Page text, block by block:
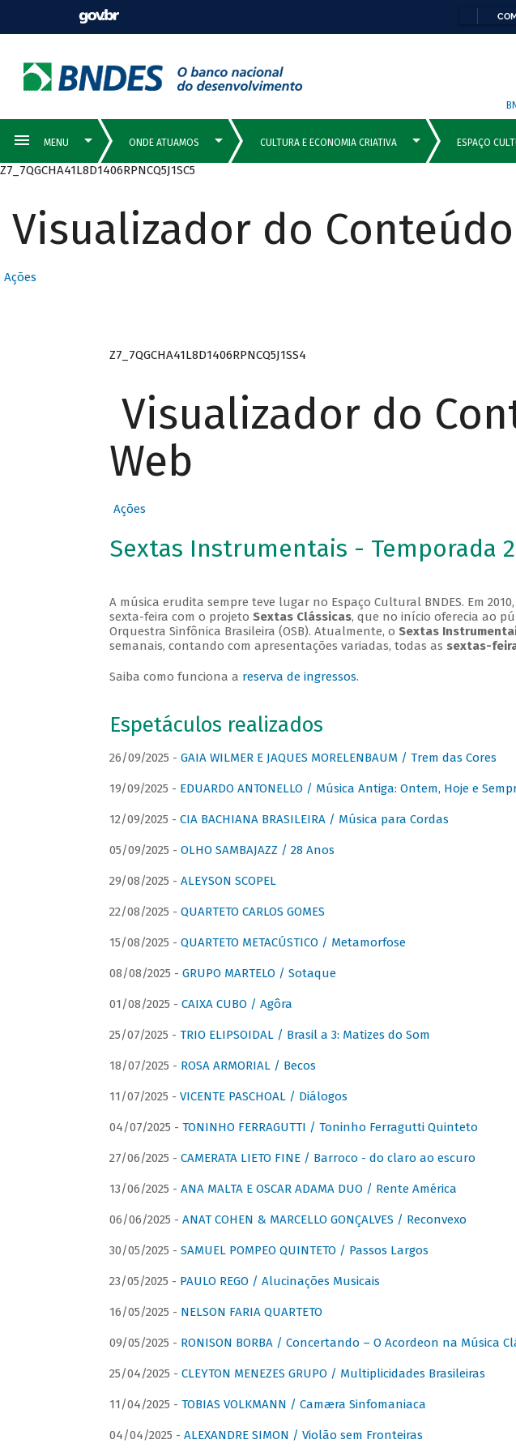
Z7_7QGCHA41L8D1406RPNCQ5J1SC5
Visualizador do
Ações
Z7_7QGCHA41L8D1406RPNCQ5J1SS4
Visualizador do
Web
Ações
Sextas Instrumentais - Temporada
A música erudita sempre teve lugar no Espaço Cultural BNDES. Em
sexta-feira com o projeto Sextas Clássicas, que no início oferecia ao
Orquestra Sinfônica Brasileira (OSB). Atualmente, o Sextas
semanais, contando com apresentações variadas, todas as sextas-
Saiba como funciona a reserva de ingressos.
Espetáculos realizados
26/09/2025 - GAIA WILMER E JAQUES MORELENBAUM / Trem das Cores
19/09/2025 - EDUARDO ANTONELLO / Música Antiga: Ontem, Hoje e
12/09/2025 - CIA BACHIANA BRASILEIRA / Música para Cordas
05/09/2025 - OLHO SAMBAJAZZ / 28 Anos
29/08/2025 - ALEYSON SCOPEL
22/08/2025 - QUARTETO CARLOS GOMES
15/08/2025 - QUARTETO METACÚSTICO / Metamorfose
08/08/2025 - GRUPO MARTELO / Sotaque
01/08/2025 - CAIXA CUBO / Agôra
25/07/2025 - TRIO ELIPSOIDAL / Brasil a 3: Matizes do Som
18/07/2025 - ROSA ARMORIAL / Becos
11/07/2025 - VICENTE PASCHOAL / Diálogos
04/07/2025 - TONINHO FERRAGUTTI / Toninho Ferragutti Quinteto
27/06/2025 - CAMERATA LIETO FINE / Barroco - do claro ao escuro
13/06/2025 - ANA MALTA E OSCAR ADAMA DUO / Rente América
06/06/2025 - ANAT COHEN & MARCELLO GONÇALVES / Reconvexo
30/05/2025 - SAMUEL POMPEO QUINTETO / Passos Largos
23/05/2025 - PAULO REGO / Alucinações Musicais
16/05/2025 - NELSON FARIA QUARTETO
09/05/2025 - RONISON BORBA / Concertando – O Acordeon na Música
25/04/2025 - CLEYTON MENEZES GRUPO / Multiplicidades Brasileiras
11/04/2025 - TOBIAS VOLKMANN / Camæra Sinfomaniaca
04/04/2025 - ALEXANDRE SIMON / Violão sem Fronteiras